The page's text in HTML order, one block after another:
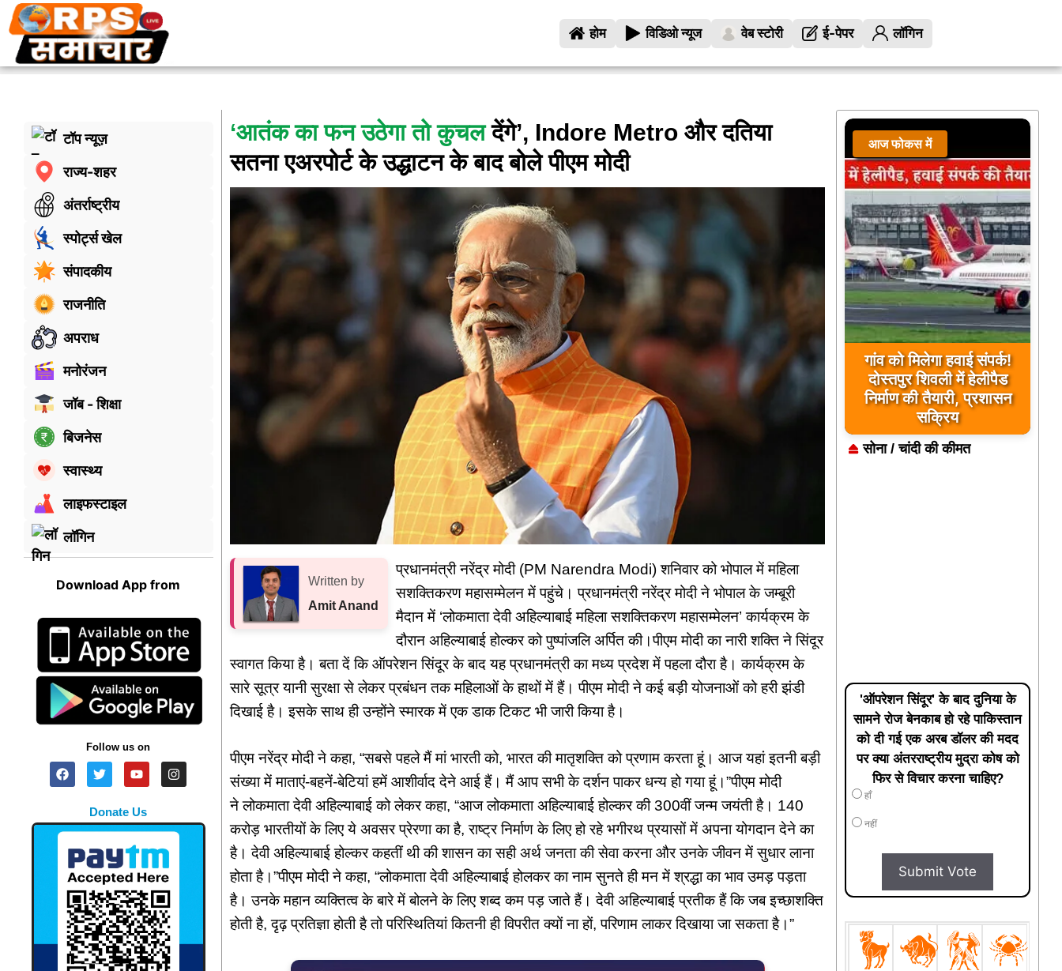
होम विडिओ न्यूज वेब स्टोरी ई-पेपर लॉगिन
टॉप न्यूज़
राज्य-शहर
अंतर्राष्ट्रीय
स्पोर्ट्स खेल
संपादकीय
राजनीति
अपराध
मनोरंजन
जॉब - शिक्षा
बिजनेस
स्वास्थ्य
लाइफस्टाइल
लॉगिन
Download App from
Follow us on
Donate Us
‘आतंक का फन उठेगा तो कुचलदेंगे’, Indore Metro और दतिया
सतना एअरपोर्ट के उद्धाटन के बाद बोले पीएम मोदी
Written by
Amit Anand
प्रधानमंत्री नरेंद्र मोदी (PM Narendra Modi) शनिवार को भोपाल में महिला
सशक्तिकरण महासम्मेलन में पहुंचे। प्रधानमंत्री नरेंद्र मोदी ने भोपाल के जम्बूरी
मैदान में ‘लोकमाता देवी अहिल्याबाई महिला सशक्तिकरण महासम्मेलन’ कार्यक्रम के
दौरान अहिल्याबाई होल्कर को पुष्पांजलि अर्पित की।पीएम मोदी का नारी शक्ति ने सिंदूर
स्वागत किया है। बता दें कि ऑपरेशन सिंदूर के बाद यह प्रधानमंत्री का मध्य प्रदेश में पहला दौरा है। कार्यक्रम के
सारे सूत्र यानी सुरक्षा से लेकर प्रबंधन तक महिलाओं के हाथों में हैं। पीएम मोदी ने कई बड़ी योजनाओं को हरी झंडी
दिखाई है। इसके साथ ही उन्होंने स्मारक में एक डाक टिकट भी जारी किया है।
पीएम नरेंद्र मोदी ने कहा, “सबसे पहले मैं मां भारती को, भारत की मातृशक्ति को प्रणाम करता हूं। आज यहां इतनी बड़ी
संख्या में माताएं-बहनें-बेटियां हमें आशीर्वाद देने आई हैं। मैं आप सभी के दर्शन पाकर धन्य हो गया हूं।”पीएम मोदी
ने लोकमाता देवी अहिल्याबाई को लेकर कहा, “आज लोकमाता अहिल्याबाई होल्कर की 300वीं जन्म जयंती है। 140
करोड़ भारतीयों के लिए ये अवसर प्रेरणा का है, राष्ट्र निर्माण के लिए हो रहे भगीरथ प्रयासों में अपना योगदान देने का
है। देवी अहिल्याबाई होल्कर कहतीं थी की शासन का सही अर्थ जनता की सेवा करना और उनके जीवन में सुधार लाना
होता है।”पीएम मोदी ने कहा, “लोकमाता देवी अहिल्याबाई होलकर का नाम सुनते ही मन में श्रद्धा का भाव उमड़ पड़ता
है। उनके महान व्यक्तित्व के बारे में बोलने के लिए शब्द कम पड़ जाते हैं। देवी अहिल्याबाई प्रतीक हैं कि जब इच्छाशक्ति
होती है, दृढ़ प्रतिज्ञा होती है तो परिस्थितियां कितनी ही विपरीत क्यों ना हों, परिणाम लाकर दिखाया जा सकता है।”
आज फोकस में
गांव को मिलेगा हवाई संपर्क!
दोस्तपुर शिवली में हेलीपैड
निर्माण की तैयारी, प्रशासन
सक्रिय
सोना / चांदी की कीमत
'ऑपरेशन सिंदूर' के बाद दुनिया के
सामने रोज बेनकाब हो रहे पाकिस्तान
को दी गई एक अरब डॉलर की मदद
पर क्या अंतरराष्ट्रीय मुद्रा कोष को
फिर से विचार करना चाहिए?
हाँ
नहीं
Submit Vote